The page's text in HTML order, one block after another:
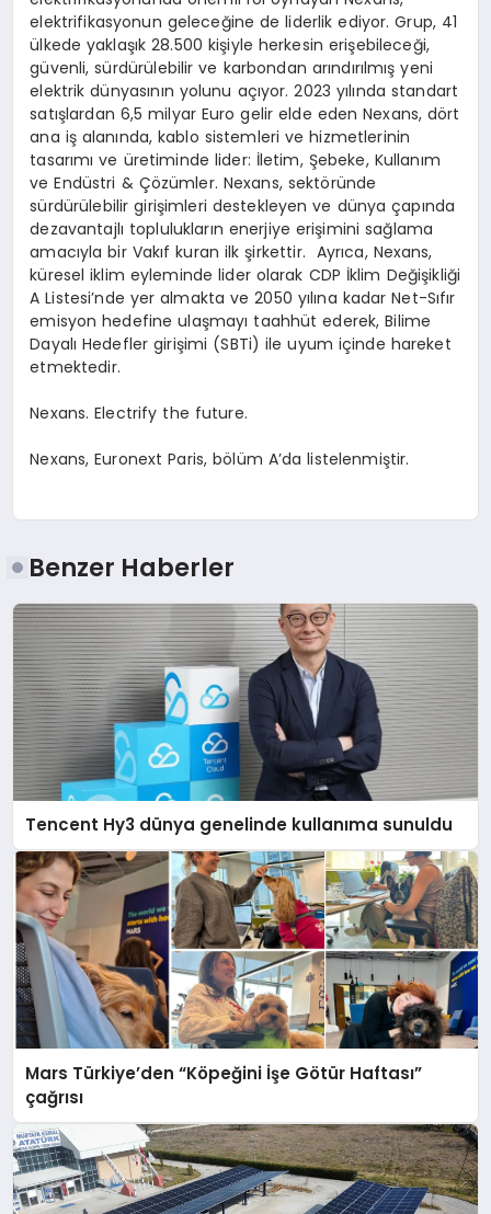
elektrifikasyonun geleceğine de liderlik ediyor. Grup, 41
ülkede yaklaşık 28.500 kişiyle herkesin erişebileceği,
güvenli, sürdürülebilir ve karbondan arındırılmış yeni
elektrik dünyasının yolunu açıyor. 2023 yılında standart
satışlardan 6,5 milyar Euro gelir elde eden Nexans, dört
ana iş alanında, kablo sistemleri ve hizmetlerinin
tasarımı ve üretiminde lider: İletim, Şebeke, Kullanım
ve Endüstri & Çözümler. Nexans, sektöründe
sürdürülebilir girişimleri destekleyen ve dünya çapında
dezavantajlı toplulukların enerjiye erişimini sağlama
amacıyla bir Vakıf kuran ilk şirkettir. Ayrıca, Nexans,
küresel iklim eyleminde lider olarak CDP İklim Değişikliği
A Listesi’nde yer almakta ve 2050 yılına kadar Net-Sıfır
emisyon hedefine ulaşmayı taahhüt ederek, Bilime
Dayalı Hedefler girişimi (SBTi) ile uyum içinde hareket
etmektedir.
Nexans. Electrify the future.
Nexans, Euronext Paris, bölüm A’da listelenmiştir.
Benzer Haberler
Tencent Hy3 dünya genelinde kullanıma sunuldu
Mars Türkiye’den “Köpeğini İşe Götür Haftası”
çağrısı